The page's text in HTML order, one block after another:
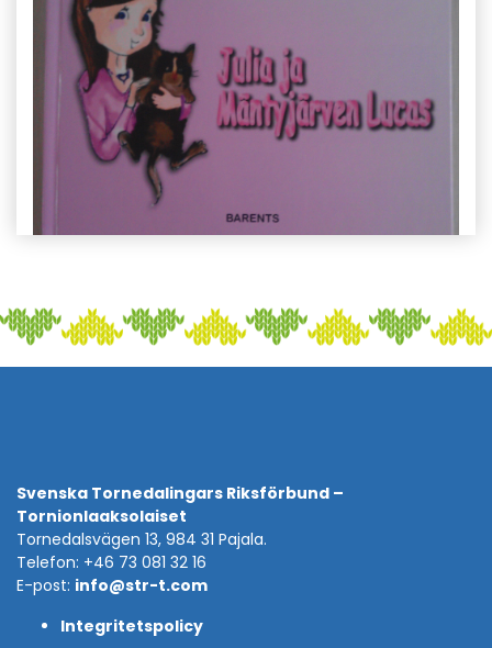
Svenska Tornedalingars Riksförbund –
Tornionlaaksolaiset
Tornedalsvägen 13, 984 31 Pajala.
Telefon: +46 73 081 32 16
E-post: info@str-t.com
Integritetspolicy